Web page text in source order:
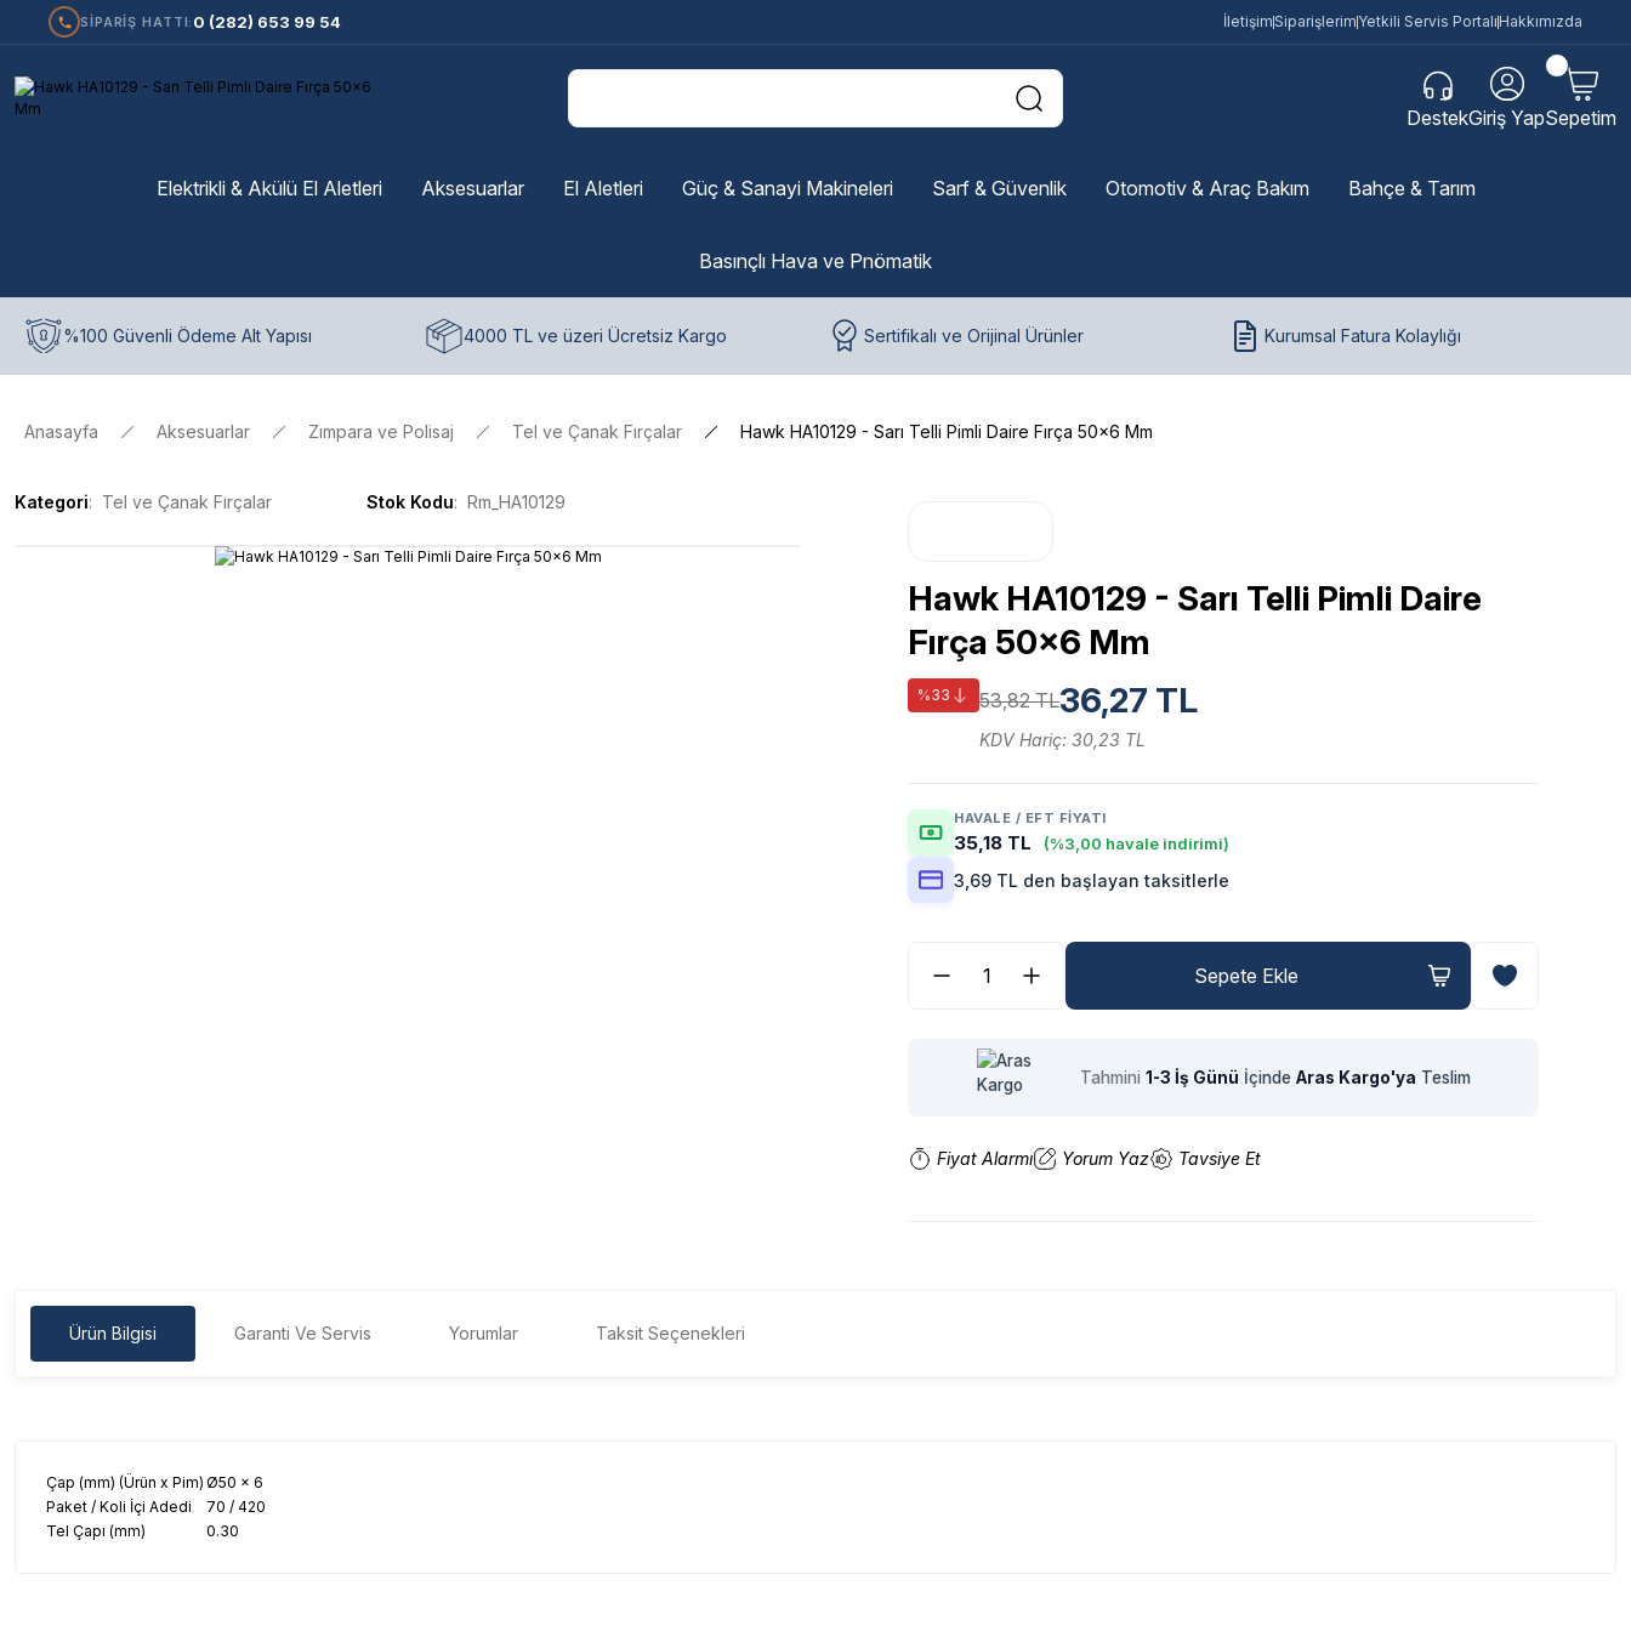
SİPARİŞ HATTI: 0 (282) 653 99 54 İletişimSiparişlerim Yetkili Servis Portalı Hakkımızda
DestekGiriş YapSepetim
Elektrikli & Akülü El Aletleri Aksesuarlar El Aletleri Güç & Sanayi Makineleri Sarf & Güvenlik Otomotiv & Araç Bakım Bahçe & Tarım
Basınçlı Hava ve Pnömatik
%100 Güvenli Ödeme Alt Yapısı 4000 TL ve üzeri Ücretsiz Kargo Sertifikalı ve Orijinal Ürünler Kurumsal Fatura Kolaylığı
Anasayfa Aksesuarlar Zımpara ve Polisaj Tel ve Çanak Fırçalar Hawk HA10129 - Sarı Telli Pimli Daire Fırça 50x6 Mm
Kategori Tel ve Çanak Fırçalar Stok Kodu Rm_HA10129
Hawk HA10129 - Sarı Telli Pimli Daire
Fırça 50x6 Mm
%33 53,82 TL36,27 TL
KDV Hariç: 30,23 TL
HAVALE / EFT FIYATI
35,18 TL (%3,00 havale indirimi)
3,69 TL den başlayan taksitlerle
Sepete Ekle
Tahmini 1-3 İş Günü İçinde Aras Kargo'ya Teslim
Fiyat Alarmı Yorum Yaz Tavsiye Et
Ürün Bilgisi Garanti Ve Servis Yorumlar Taksit Seçenekleri
Çap (mm) (Ürün x Pim) Ø50 x 6
Paket / Koli İçi Adedi
70 / 420
Tel Çapı (mm)
0.30